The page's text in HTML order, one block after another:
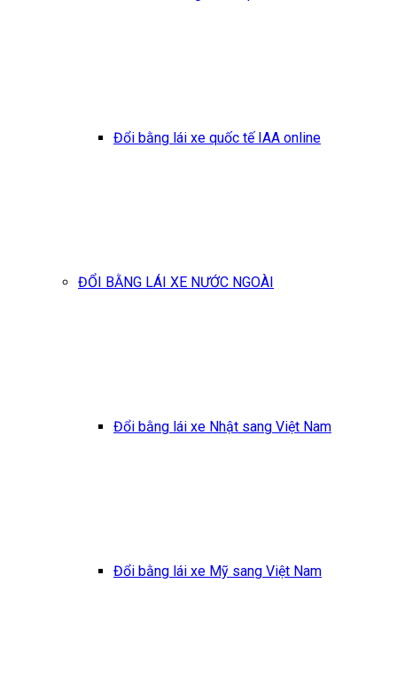
Đổi bằng lái xe quốc tế IAA online
ĐỔI BẰNG LÁI XE NƯỚC NGOÀI
Đổi bằng lái xe Nhật sang Việt Nam
Đổi bằng lái xe Mỹ sang Việt Nam